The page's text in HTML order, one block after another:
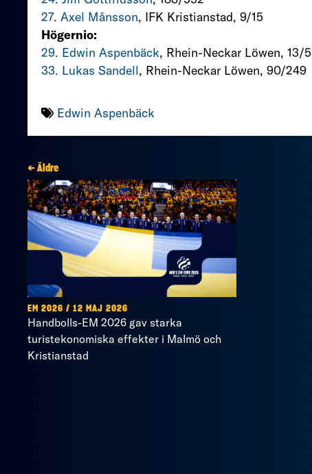
27. Axel Månsson, IFK Kristianstad, 9/15
Högernio:
29. Edwin Aspenbäck, Rhein-Neckar Löwen, 13/5
33. Lukas Sandell, Rhein-Neckar Löwen, 90/249
Edwin Aspenbäck
← Äldre
EM 2026 / 12 MAJ 2026
Handbolls-EM 2026 gav starka
turistekonomiska effekter i Malmö och
Kristianstad